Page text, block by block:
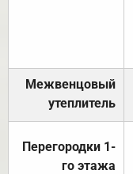
Межвенцовый
утеплитель
Перегородки 1-
го этажа